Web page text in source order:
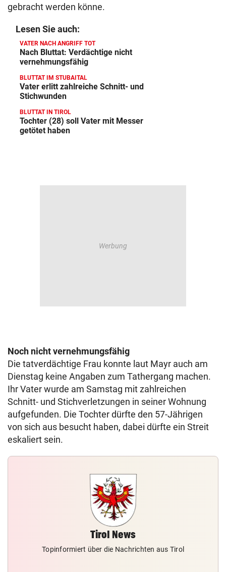
gebracht werden könne.
Lesen Sie auch:
VATER NACH ANGRIFF TOT
Nach Bluttat: Verdächtige nicht
vernehmungsfähig
BLUTTAT IM STUBAITAL
Vater erlitt zahlreiche Schnitt- und
Stichwunden
BLUTTAT IN TIROL
Tochter (28) soll Vater mit Messer
getötet haben
Noch nicht vernehmungsfähig
Die tatverdächtige Frau konnte laut Mayr auch am
Dienstag keine Angaben zum Tathergang machen.
Ihr Vater wurde am Samstag mit zahlreichen
Schnitt- und Stichverletzungen in seiner Wohnung
aufgefunden. Die Tochter dürfte den 57-Jährigen
von sich aus besucht haben, dabei dürfte ein Streit
eskaliert sein.
Tirol News
Topinformiert über die Nachrichten aus Tirol